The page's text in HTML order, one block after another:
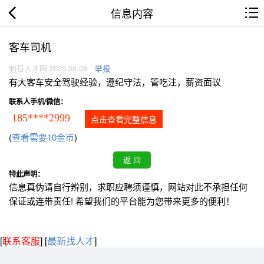
信息内容
客车司机
勉县人才网 2026.08.08 举报
有大客车安全驾驶经验，遵纪守法，管吃注，薪资面议
联系人手机/微信：
185****2999 点击查看完整信息
(查看需要10金币)
特此声明：
信息真伪请自行辨别，求职应聘须谨慎，网站对此不承担任何
保证或连带责任! 希望我们的平台能为您带来更多的便利！
[联系客服] [最新找人才]